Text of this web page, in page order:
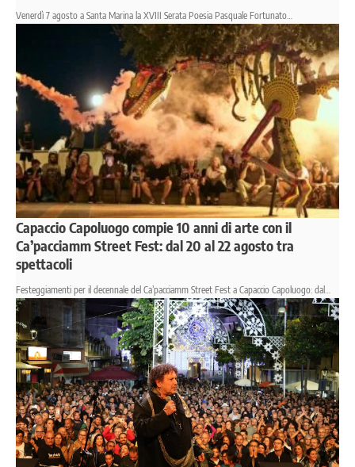
Venerdì 7 agosto a Santa Marina la XVIII Serata Poesia Pasquale Fortunato…
Capaccio Capoluogo compie 10 anni di arte con il
Ca’pacciamm Street Fest: dal 20 al 22 agosto tra
spettacoli
Festeggiamenti per il decennale del Ca’pacciamm Street Fest a Capaccio Capoluogo: dal…